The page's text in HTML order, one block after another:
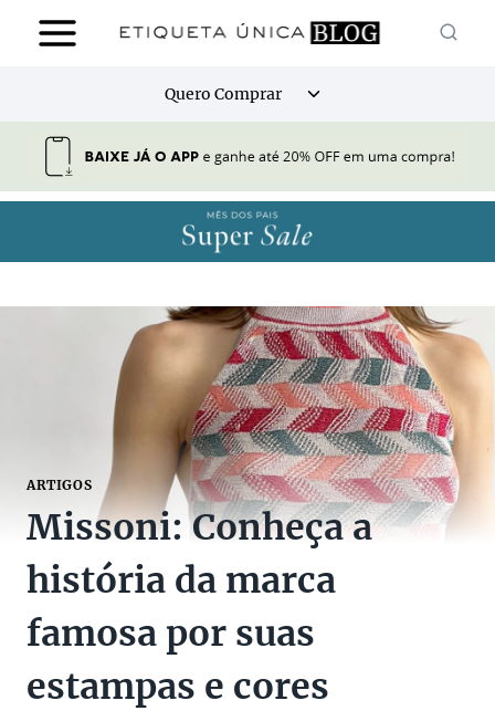
para
Quero Comprar
Alternar
ARTIGOS
Missoni: Conheça a
história da marca
famosa por suas
estampas e cores